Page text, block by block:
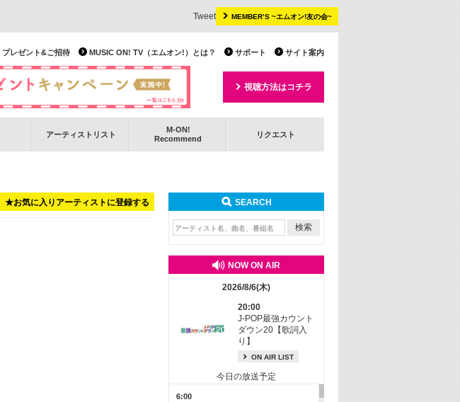
MEMBER’S ~エムオン!友の会~
Tweet
サイト案内
サポート
MUSIC ON! TV（エムオン!）とは？
プレゼント&ご招待
視聴方法はコチラ
アーティストリスト
M-ON!
Recommend
リクエスト
★お気に入りアーティストに登録する SEARCH
NOW ON AIR
2026/8/6(木)
20:00
J-POP最強カウント
ダウン20【歌詞入
り】
ON AIR LIST
今日の放送予定
6:00